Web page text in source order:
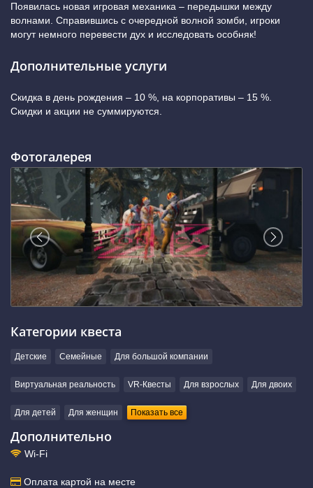
Появилась новая игровая механика – передышки между
волнами. Справившись с очередной волной зомби, игроки
могут немного перевести дух и исследовать особняк!
Дополнительные услуги
Скидка в день рождения – 10 %, на корпоративы – 15 %.
Скидки и акции не суммируются.
Фотогалерея
Категории квеста
Детские Семейные Для большой компании
Виртуальная реальность VR-Квесты Для взрослых Для двоих
Для детей Для женщин Показать все
Дополнительно
Wi-Fi
Оплата картой на месте